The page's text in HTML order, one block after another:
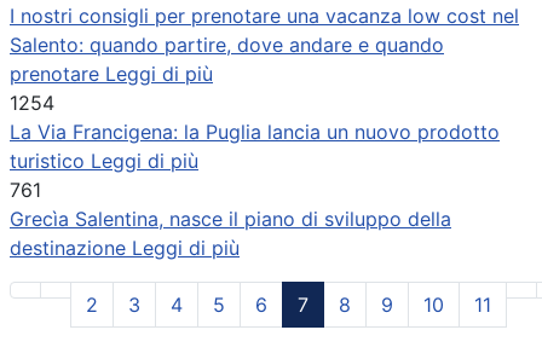
I nostri consigli per prenotare una vacanza low cost nel
Salento: quando partire, dove andare e quando
prenotare Leggi di più
1254
La Via Francigena: la Puglia lancia un nuovo prodotto
turistico Leggi di più
761
Grecìa Salentina, nasce il piano di sviluppo della
destinazione Leggi di più
2 3 4 5 6 7 8 9 10 11